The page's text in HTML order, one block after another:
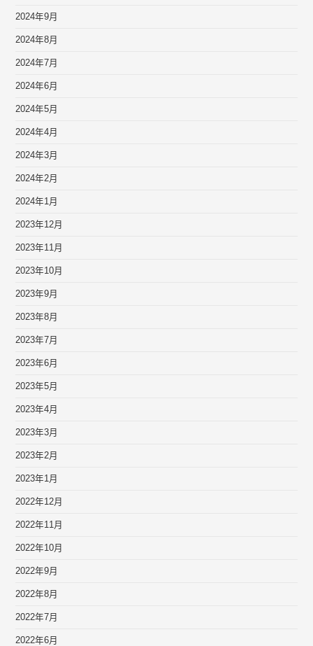
2024年9月
2024年8月
2024年7月
2024年6月
2024年5月
2024年4月
2024年3月
2024年2月
2024年1月
2023年12月
2023年11月
2023年10月
2023年9月
2023年8月
2023年7月
2023年6月
2023年5月
2023年4月
2023年3月
2023年2月
2023年1月
2022年12月
2022年11月
2022年10月
2022年9月
2022年8月
2022年7月
2022年6月